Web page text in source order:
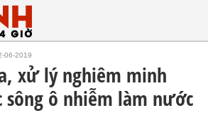
06-2019
xử lý nghiêm minh
sông ô nhiễm làm nước